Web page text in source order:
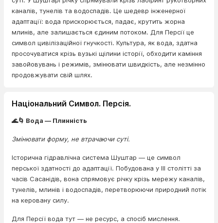
каналів, тунелів та водоспадів. Це шедевр інженерної
адаптації: вода прискорюється, падає, крутить жорна
млинів, але залишається єдиним потоком. Для Персії це
символ цивілізаційної гнучкості. Культура, як вода, здатна
просочуватися крізь вузькі щілини історії, обходити каміння
завойовувань і режимів, змінювати швидкість, але незмінно
продовжувати свій шлях.
Національний Символ. Персія.
🌊🌀 Вода — Плинність
Змінювати форму, не втрачаючи суті.
Історична гідравлічна система Шуштар — це символ
перської здатності до адаптації. Побудована у III столітті за
часів Сасанідів, вона спрямовує річку крізь мережу каналів,
тунелів, млинів і водоспадів, перетворюючи природний потік
на керовану силу.
Для Персії вода тут — не ресурс, а спосіб мислення.